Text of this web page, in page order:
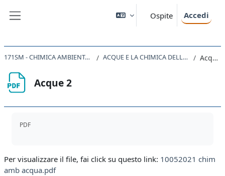
Ospite Accedi
171SM - CHIMICA AMBIENTALE 2021 ACQUE E LA CHIMICA DELLE ACQUE Acque 2
Acque 2
PDF
Per visualizzare il file, fai click su questo link: 10052021 chim
amb acqua.pdf